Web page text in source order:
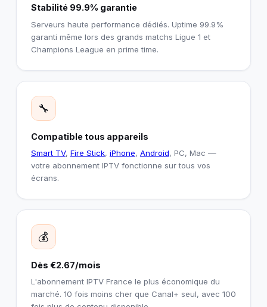
Stabilité 99.9% garantie
Serveurs haute performance dédiés. Uptime 99.9%
garanti même lors des grands matchs Ligue 1 et
Champions League en prime time.
🔧
Compatible tous appareils
Smart TV, Fire Stick, iPhone, Android, PC, Mac —
votre abonnement IPTV fonctionne sur tous vos
écrans.
💰
Dès €2.67/mois
L'abonnement IPTV France le plus économique du
marché. 10 fois moins cher que Canal+ seul, avec 100